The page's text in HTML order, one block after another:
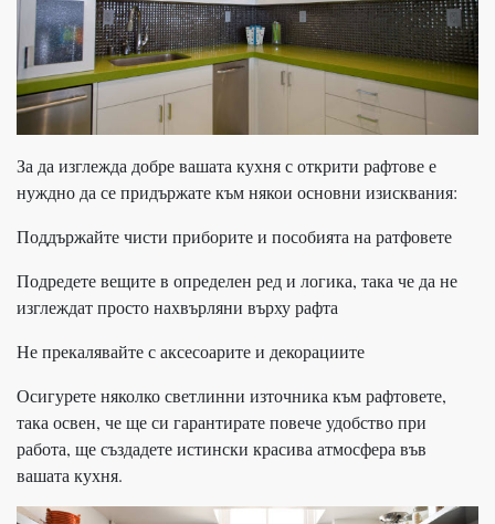
За да изглежда добре вашата кухня с открити рафтове е
нуждно да се придържате към някои основни изисквания:
Поддържайте чисти приборите и пособията на ратфовете
Подредете вещите в определен ред и логика, така че да не
изглеждат просто нахвърляни върху рафта
Не прекалявайте с аксесоарите и декорациите
Осигурете няколко светлинни източника към рафтовете,
така освен, че ще си гарантирате повече удобство при
работа, ще създадете истински красива атмосфера във
вашата кухня.